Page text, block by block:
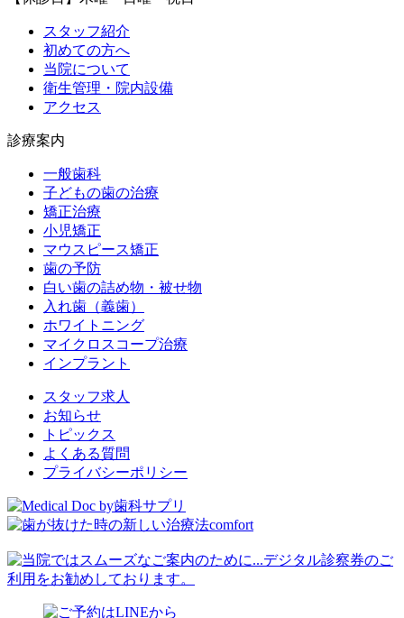
スタッフ紹介
初めての方へ
当院について
衛生管理・院内設備
アクセス
診療案内
一般歯科
子どもの歯の治療
矯正治療
小児矯正
マウスピース矯正
歯の予防
白い歯の詰め物・被せ物
入れ歯（義歯）
ホワイトニング
マイクロスコープ治療
インプラント
スタッフ求人
お知らせ
トピックス
よくある質問
プライバシーポリシー